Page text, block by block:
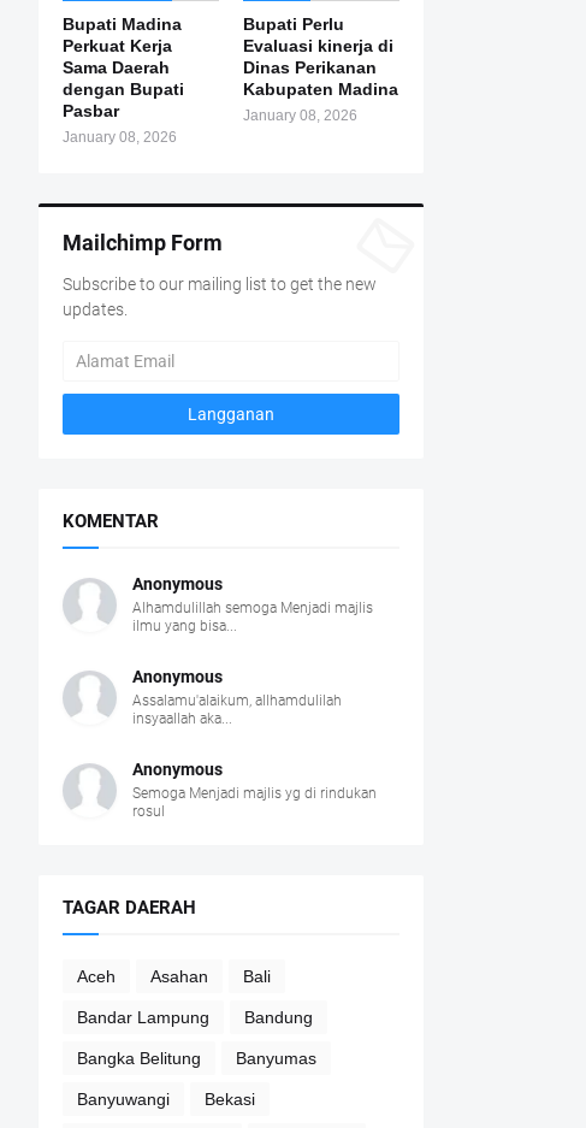
Bupati Madina
Perkuat Kerja
Sama Daerah
dengan Bupati
Pasbar
January 08, 2026
Bupati Perlu
Evaluasi kinerja di
Dinas Perikanan
Kabupaten Madina
January 08, 2026
Mailchimp Form
Subscribe to our mailing list to get the new
updates.
KOMENTAR
Anonymous
Alhamdulillah semoga Menjadi majlis
ilmu yang bisa...
Anonymous
Assalamu'alaikum, allhamdulilah
insyaallah aka...
Anonymous
Semoga Menjadi majlis yg di rindukan
rosul
TAGAR DAERAH
Aceh Asahan Bali
Bandar Lampung Bandung
Bangka Belitung Banyumas
Banyuwangi Bekasi